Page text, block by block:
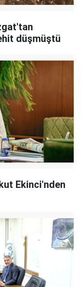
düşmüştü
Ekinci'nden